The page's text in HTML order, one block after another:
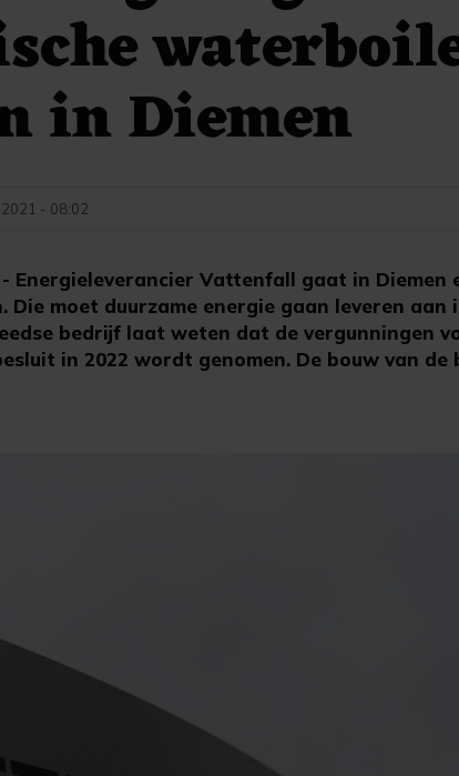
in Diemen
- Energieleverancier Vattenfall gaat in
Die moet duurzame energie gaan leveren aan
bedrijf laat weten dat de vergunningen
in 2022 wordt genomen. De bouw van de
- 08:02